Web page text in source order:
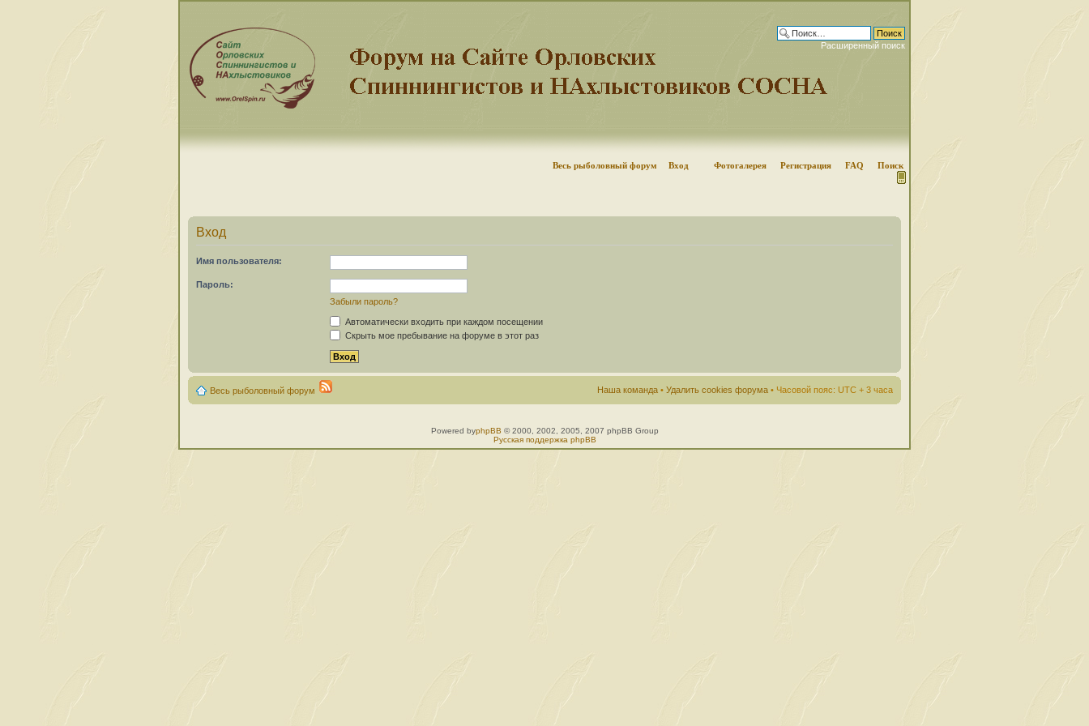
Расширенный поиск
Весь рыболовный форум Вход Фотогалерея Регистрация FAQ Поиск
Вход
Имя пользователя:
Пароль:
Забыли пароль?
Автоматически входить при каждом посещении
Скрыть мое пребывание на форуме в этот раз
Весь рыболовный форум Наша команда • Удалить cookies форума • Часовой пояс: UTC + 3 часа
Powered byphpBB © 2000, 2002, 2005, 2007 phpBB Group
Русская поддержка phpBB